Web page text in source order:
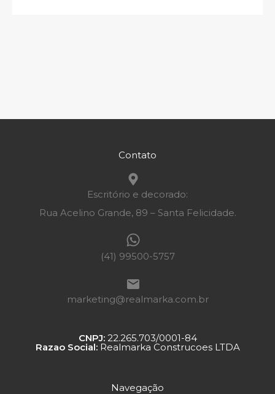
Contato
Escritório e decorado:
Rua Acelino Grande, 89 – Santa Felicidade.
(41) 99500-5757
marketing@realmarka.com.br
CNPJ:22.265.703/0001-84
Razao Social:Realmarka Construcoes LTDA
Navegação